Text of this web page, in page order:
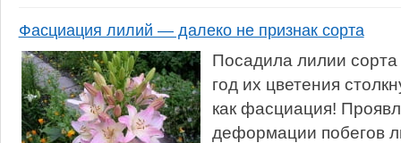
Фасциация лилий — далеко не признак сорта
Посадила лилии
год их цветения
как фасциация!
деформации побегов